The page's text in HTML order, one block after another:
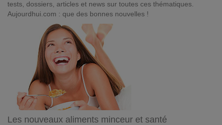
tests, dossiers, articles et news sur toutes ces thématiques.
Aujourdhui.com : que des bonnes nouvelles !
Les nouveaux aliments minceur et santé